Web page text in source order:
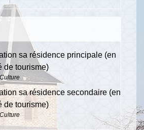
sa résidence principale (en
de tourisme)
sa résidence secondaire (en
de tourisme)